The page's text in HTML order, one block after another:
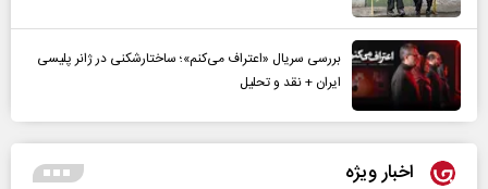
بررسی سریال «اعتراف می‌کنم»؛ ساختارشکنی در ژانر پلیسی
ایران + نقد و تحلیل
اخبار ویژه